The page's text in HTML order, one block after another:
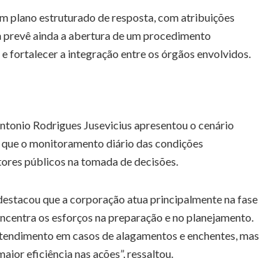
plano estruturado de resposta, com atribuições
ainda a abertura de um procedimento
fortalecer a integração entre os órgãos envolvidos.
Rodrigues Jusevicius apresentou o cenário
o monitoramento diário das condições
públicos na tomada de decisões.
que a corporação atua principalmente na fase
os esforços na preparação e no planejamento.
em casos de alagamentos e enchentes, mas
eficiência nas ações”, ressaltou.